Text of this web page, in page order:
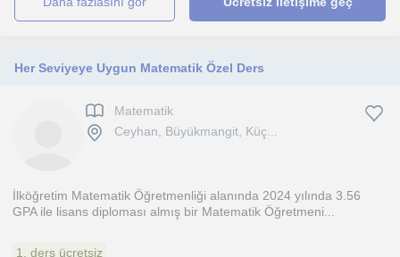
Her Seviyeye Uygun Matematik Özel Ders
Matematik
Ceyhan, Büyükmangit, Küç...
İlköğretim Matematik Öğretmenliği alanında 2024 yılında 3.56
GPA ile lisans diploması almış bir Matematik Öğretmeni...
1. ders ücretsiz